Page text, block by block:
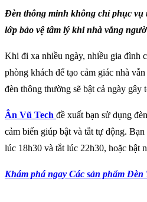
Đèn thông minh không chỉ phục vụ
lớp bảo vệ tâm lý khi nhà vắng
Khi đi xa nhiều ngày, nhiều gia đình
phòng khách để tạo cảm giác nhà
đèn thông thường sẽ bật cả ngày gây
Ân Vũ Tech đề xuất bạn sử dụng
cảm biến giúp bật và tắt tự động.
lúc 18h30 và tắt lúc 22h30, hoặc bật
Khám phá ngay Các sản phẩm